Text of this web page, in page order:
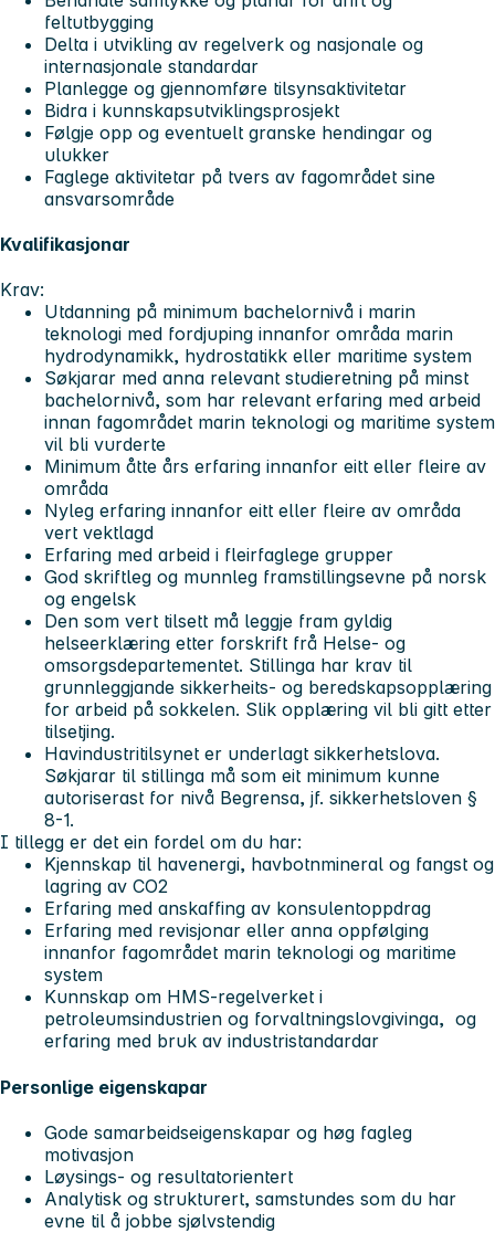
feltutbygging
Delta i utvikling av regelverk og nasjonale og
internasjonale standardar
Planlegge og gjennomføre tilsynsaktivitetar
Bidra i kunnskapsutviklingsprosjekt
Følgje opp og eventuelt granske hendingar og
ulukker
Faglege aktivitetar på tvers av fagområdet sine
ansvarsområde
Kvalifikasjonar
Krav:
Utdanning på minimum bachelornivå i marin
teknologi med fordjuping innanfor områda marin
hydrodynamikk, hydrostatikk eller maritime system
Søkjarar med anna relevant studieretning på minst
bachelornivå, som har relevant erfaring med arbeid
innan fagområdet marin teknologi og maritime system
vil bli vurderte
Minimum åtte års erfaring innanfor eitt eller fleire av
områda
Nyleg erfaring innanfor eitt eller fleire av områda
vert vektlagd
Erfaring med arbeid i fleirfaglege grupper
God skriftleg og munnleg framstillingsevne på norsk
og engelsk
Den som vert tilsett må leggje fram gyldig
helseerklæring etter forskrift frå Helse- og
omsorgsdepartementet. Stillinga har krav til
grunnleggjande sikkerheits- og beredskapsopplæring
for arbeid på sokkelen. Slik opplæring vil bli gitt etter
tilsetjing.
Havindustritilsynet er underlagt sikkerhetslova.
Søkjarar til stillinga må som eit minimum kunne
autoriserast for nivå Begrensa, jf. sikkerhetsloven §
8-1.
I tillegg er det ein fordel om du har:
Kjennskap til havenergi, havbotnmineral og fangst og
lagring av CO2
Erfaring med anskaffing av konsulentoppdrag
Erfaring med revisjonar eller anna oppfølging
innanfor fagområdet marin teknologi og maritime
system
Kunnskap om HMS-regelverket i
petroleumsindustrien og forvaltningslovgivinga, og
erfaring med bruk av industristandardar
Personlige eigenskapar
Gode samarbeidseigenskapar og høg fagleg
motivasjon
Løysings- og resultatorientert
Analytisk og strukturert, samstundes som du har
evne til å jobbe sjølvstendig